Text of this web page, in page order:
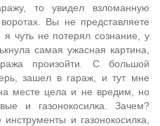
то увидел взломанную
Вы не представляете
чуть не потерял сознание, у
самая ужасная картина,
произойти. С большой
зашел в гараж, и тут мне
месте цела и не вредим, но
и газонокосилка. Зачем?
и газонокосилка,